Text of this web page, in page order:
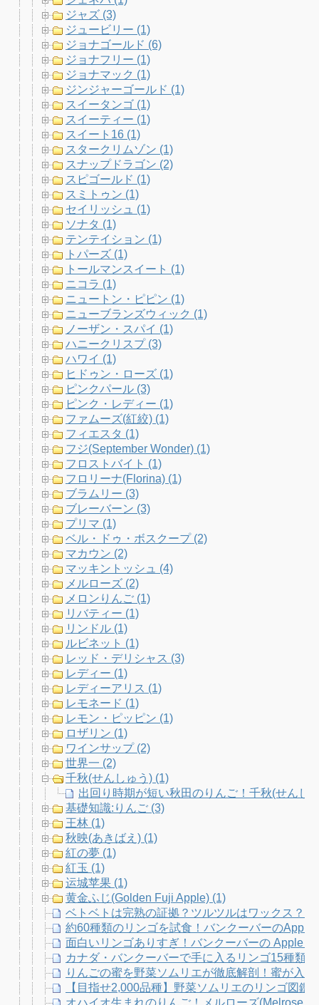
ジャズ (3)
ジュービリー (1)
ジョナゴールド (6)
ジョナフリー (1)
ジョナマック (1)
ジンジャーゴールド (1)
スイータンゴ (1)
スイーティー (1)
スイート16 (1)
スタークリムゾン (1)
スナップドラゴン (2)
スピゴールド (1)
スミトゥン (1)
セイリッシュ (1)
ソナタ (1)
テンテイション (1)
トパーズ (1)
トールマンスイート (1)
ニコラ (1)
ニュートン・ピピン (1)
ニューブランズウィック (1)
ノーザン・スパイ (1)
ハニークリスプ (3)
ハワイ (1)
ヒドゥン・ローズ (1)
ピンクパール (3)
ピンク・レディー (1)
ファムーズ(紅絞) (1)
フィエスタ (1)
フジ(September Wonder) (1)
フロストバイト (1)
フロリーナ(Florina) (1)
ブラムリー (3)
ブレーバーン (3)
プリマ (1)
ベル・ドゥ・ボスクープ (2)
マカウン (2)
マッキントッシュ (4)
メルローズ (2)
メロンりんご (1)
リバティー (1)
リンドル (1)
ルビネット (1)
レッド・デリシャス (3)
レディー (1)
レディーアリス (1)
レモネード (1)
レモン・ピッピン (1)
ロザリン (1)
ワインサップ (2)
世界一 (2)
千秋(せんしゅう) (1)
出回り時期が短い秋田のりんご！千秋(せんし
基礎知識:りんご (3)
王林 (1)
秋映(あきばえ) (1)
紅の夢 (1)
紅玉 (1)
运城苹果 (1)
黄金ふじ(Golden Fuji Apple) (1)
ベトベトは完熟の証拠？ツルツルはワックス？
約60種類のリンゴを試食！バンクーバーのApple
面白いリンゴありすぎ！バンクーバーの Apple
カナダ・バンクーバーで手に入るリンゴ15種類
りんごの蜜を野菜ソムリエが徹底解剖！蜜が入
【目指せ2,000品種】野菜ソムリエのリンゴ図